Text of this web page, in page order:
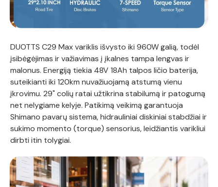
DUOTTS C29 Max variklis išvysto iki 960W galią, todėl
įsibėgėjimas ir važiavimas į įkalnes tampa lengvas ir
malonus. Energiją tiekia 48V 18Ah talpos ličio baterija,
suteikianti iki 120km nuvažiuojamą atstumą vienu
įkrovimu. 29" colių ratai užtikrina stabilumą ir patogumą
net nelygiame kelyje. Patikimą veikimą garantuoja
Shimano pavarų sistema, hidrauliniai diskiniai stabdžiai ir
sukimo momento (torque) sensorius, leidžiantis varikliui
dirbti itin tolygiai.